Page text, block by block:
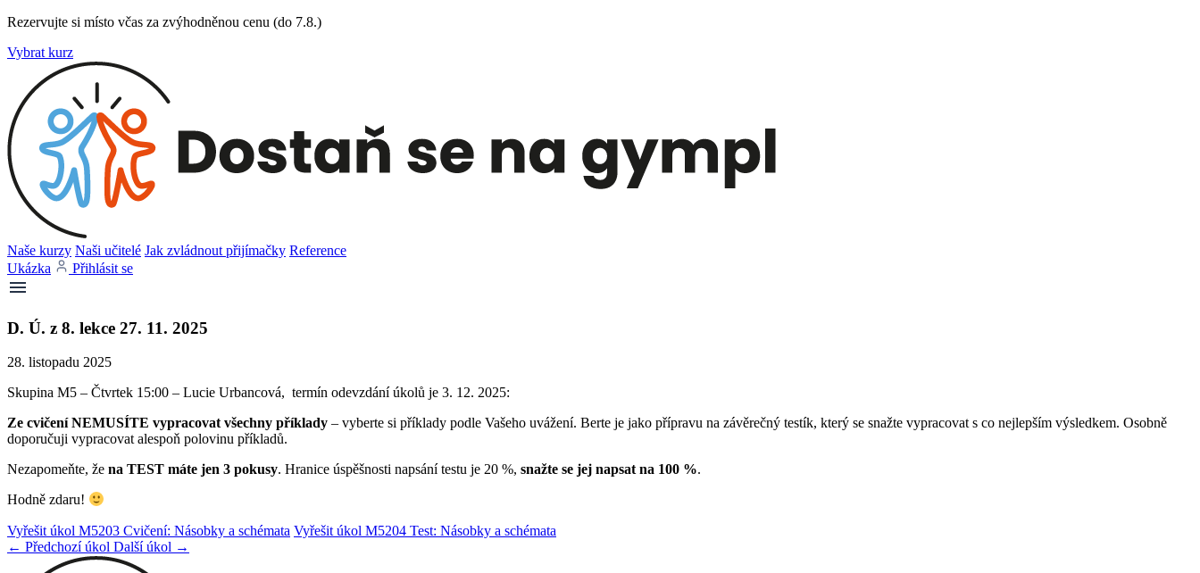
Rezervujte si místo včas za zvýhodněnou cenu (do 7.8.)
Vybrat kurz
Naše kurzy Naši učitelé Jak zvládnout přijímačky Reference
Ukázka
Přihlásit se
D. Ú. z 8. lekce 27. 11. 2025
28. listopadu 2025
Skupina M5 – Čtvrtek 15:00 – Lucie Urbancová, termín odevzdání úkolů je 3. 12. 2025:
Ze cvičení NEMUSÍTE vypracovat všechny příklady – vyberte si příklady podle Vašeho uvážení. Berte je jako přípravu na závěrečný testík, který se snažte vypracovat s co nejlepším výsledkem. Osobně
doporučuji vypracovat alespoň polovinu příkladů.
Nezapomeňte, že na TEST máte jen 3 pokusy. Hranice úspěšnosti napsání testu je 20 %, snažte se jej napsat na 100 %.
Hodně zdaru!
Vyřešit úkol M5203 Cvičení: Násobky a schémata Vyřešit úkol M5204 Test: Násobky a schémata
← Předchozí úkol Další úkol →